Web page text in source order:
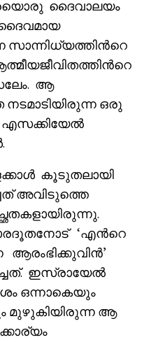
ദൈവാലയം
സാന്നിധ്യത്തിൻറെ
ആ
ഒരു
എസക്കിയേൽ
കൂടുതലായി
അവിടുത്തെ
‘എൻറെ
ആരംഭിക്കുവിൻ’
ഇസ്രായേൽ
ഒന്നാകെയും
മുഴുകിയിരുന്ന ആ